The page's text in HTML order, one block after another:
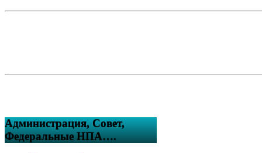
Администрация, Совет,
Федеральные НПА….